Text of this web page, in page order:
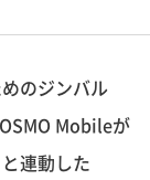
のジンバル
Mobileが
連動した